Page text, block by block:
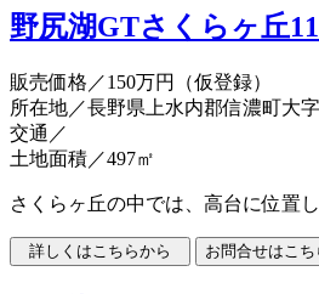
野尻湖GTさくらヶ丘
販売価格 ／150万円（仮登録）
所在地／長野県上水内郡信濃町大
交通／
土地面積／497㎡
さくらヶ丘の中では、高台に位置